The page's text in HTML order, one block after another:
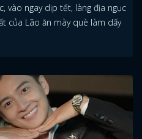
vào ngay dịp tết, làng địa ngục
của Lão ăn mày què làm dấy